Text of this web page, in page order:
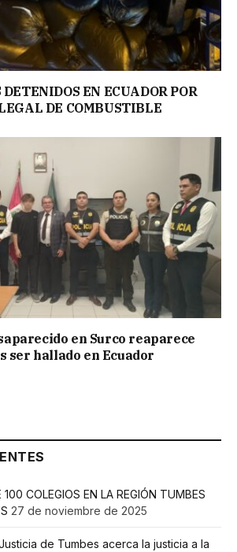
DETENIDOS EN ECUADOR POR
DE COMBUSTIBLE
en Surco reaparece
ser hallado en Ecuador
100 COLEGIOS EN LA REGIÓN TUMBES
27 de noviembre de 2025
de Tumbes acerca la justicia a la